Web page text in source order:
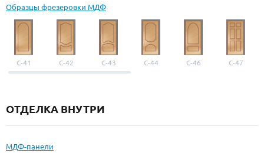
Образцы фрезеровки МДФ
С-41 С-42 С-43 С-44 С-46 С-47
ОТДЕЛКА ВНУТРИ
МДФ-панели